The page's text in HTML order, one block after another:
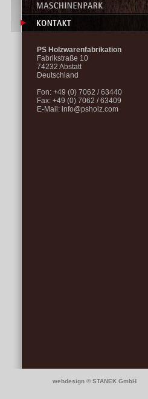
PS Holzwarenfabrikation
Fabrikstraße 10
74232 Abstatt
Deutschland
Fon: +49 (0) 7062 / 63440
Fax: +49 (0) 7062 / 63409
E-Mail: info@psholz.com
webdesign © STANEK GmbH